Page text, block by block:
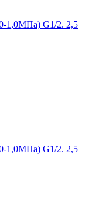
1,0МПа) G1/2. 2,5
1,0МПа) G1/2. 2,5